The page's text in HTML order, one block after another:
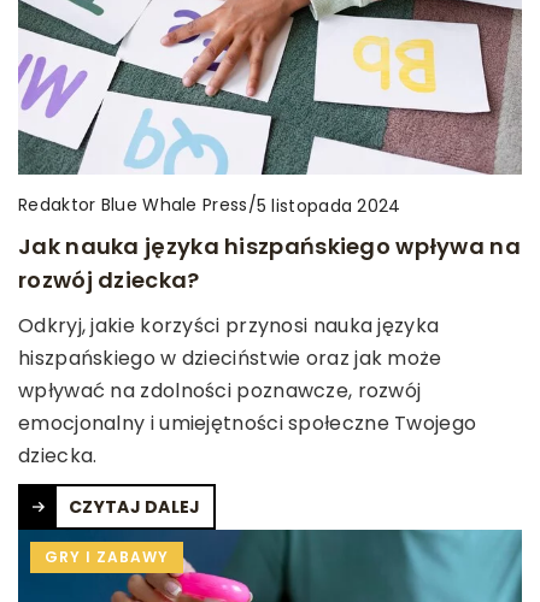
Redaktor Blue Whale Press/5 listopada 2024
Jak nauka języka hiszpańskiego wpływa na
rozwój dziecka?
Odkryj, jakie korzyści przynosi nauka języka
hiszpańskiego w dzieciństwie oraz jak może
wpływać na zdolności poznawcze, rozwój
emocjonalny i umiejętności społeczne Twojego
dziecka.
CZYTAJ DALEJ
GRY I ZABAWY